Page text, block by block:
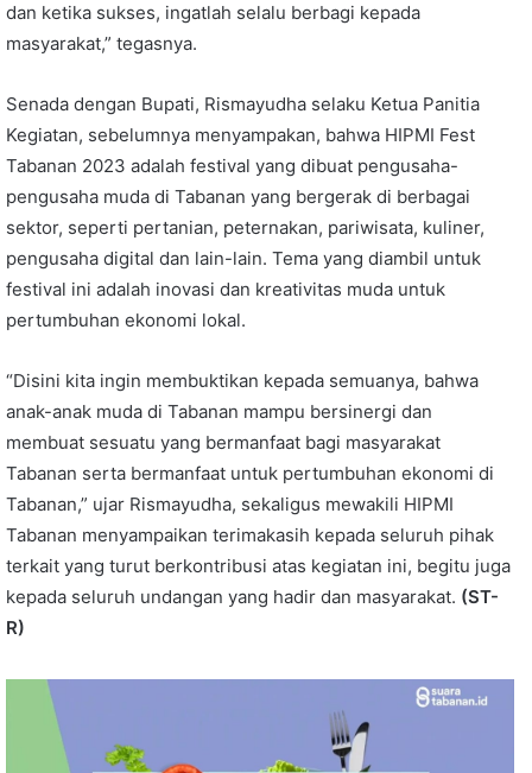
dan ketika sukses, ingatlah selalu berbagi kepada
masyarakat,” tegasnya.
Senada dengan Bupati, Rismayudha selaku Ketua Panitia
Kegiatan, sebelumnya menyampakan, bahwa HIPMI Fest
Tabanan 2023 adalah festival yang dibuat pengusaha-
pengusaha muda di Tabanan yang bergerak di berbagai
sektor, seperti pertanian, peternakan, pariwisata, kuliner,
pengusaha digital dan lain-lain. Tema yang diambil untuk
festival ini adalah inovasi dan kreativitas muda untuk
pertumbuhan ekonomi lokal.
“Disini kita ingin membuktikan kepada semuanya, bahwa
anak-anak muda di Tabanan mampu bersinergi dan
membuat sesuatu yang bermanfaat bagi masyarakat
Tabanan serta bermanfaat untuk pertumbuhan ekonomi di
Tabanan,” ujar Rismayudha, sekaligus mewakili HIPMI
Tabanan menyampaikan terimakasih kepada seluruh pihak
terkait yang turut berkontribusi atas kegiatan ini, begitu juga
kepada seluruh undangan yang hadir dan masyarakat. (ST-
R)